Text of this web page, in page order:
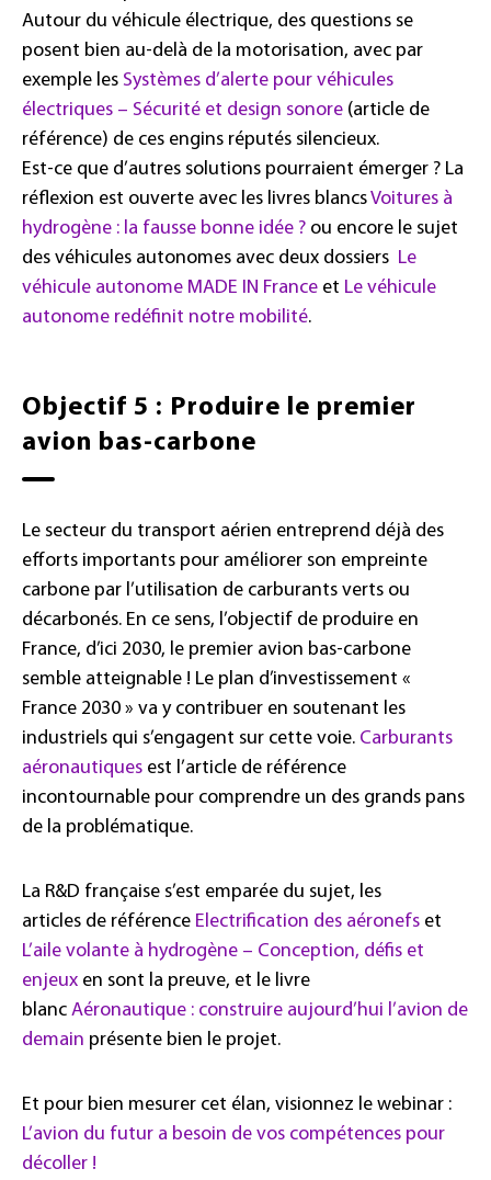
Autour du véhicule électrique, des questions se
posent bien au-delà de la motorisation, avec par
exemple les Systèmes d’alerte pour véhicules
électriques – Sécurité et design sonore (article de
référence) de ces engins réputés silencieux.
Est-ce que d’autres solutions pourraient émerger ? La
réflexion est ouverte avec les livres blancsVoitures à
hydrogène : la fausse bonne idée ? ou encore le sujet
des véhicules autonomes avec deux dossiers Le
véhicule autonome MADE IN France et Le véhicule
autonome redéfinit notre mobilité.
Objectif 5 : Produire le premier
avion bas-carbone
Le secteur du transport aérien entreprend déjà des
efforts importants pour améliorer son empreinte
carbone par l’utilisation de carburants verts ou
décarbonés. En ce sens, l’objectif de produire en
France, d’ici 2030, le premier avion bas-carbone
semble atteignable ! Le plan d’investissement «
France 2030 » va y contribuer en soutenant les
industriels qui s’engagent sur cette voie. Carburants
aéronautiques est l’article de référence
incontournable pour comprendre un des grands pans
de la problématique.
La R&D française s’est emparée du sujet, les
articles de référence Electrification des aéronefs et
L’aile volante à hydrogène – Conception, défis et
enjeux en sont la preuve, et le livre
blanc Aéronautique : construire aujourd’hui l’avion de
demain présente bien le projet.
Et pour bien mesurer cet élan, visionnez le webinar :
L’avion du futur a besoin de vos compétences pour
décoller !